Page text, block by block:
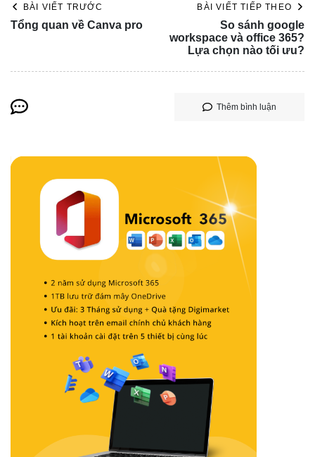
BÀI VIẾT TRƯỚC
Tổng quan về Canva pro
BÀI VIẾT TIẾP THEO
So sánh google
workspace và office 365?
Lựa chọn nào tối ưu?
Thêm bình luận